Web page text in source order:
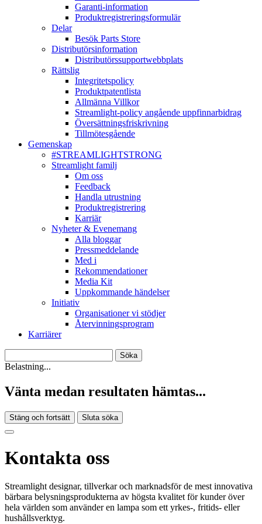
Garanti-information
Produktregistreringsformulär
Delar
Besök Parts Store
Distributörsinformation
Distributörssupportwebbplats
Rättslig
Integritetspolicy
Produktpatentlista
Allmänna Villkor
Streamlight-policy angående uppfinnarbidrag
Översättningsfriskrivning
Tillmötesgående
Gemenskap
#STREAMLIGHTSTRONG
Streamlight familj
Om oss
Feedback
Handla utrustning
Produktregistrering
Karriär
Nyheter & Evenemang
Alla bloggar
Pressmeddelande
Med i
Rekommendationer
Media Kit
Uppkommande händelser
Initiativ
Organisationer vi stödjer
Återvinningsprogram
Karriärer
Belastning...
Vänta medan resultaten hämtas...
Stäng och fortsätt Sluta söka
Kontakta oss
Streamlight designar, tillverkar och marknadsför de mest innovativa
bärbara belysningsprodukterna av högsta kvalitet för kunder över
hela världen som använder en lampa som ett yrkes-, fritids- eller
hushållsverktyg.